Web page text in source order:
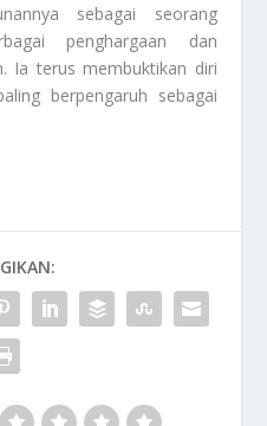
sebagai seorang
penghargaan dan
Ia terus membuktikan diri
berpengaruh sebagai